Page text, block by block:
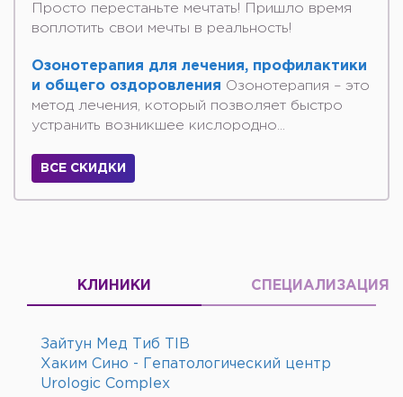
Просто перестаньте мечтать! Пришло время
воплотить свои мечты в реальность!
Озонотерапия для лечения, профилактики
и общего оздоровления Озонотерапия – это
метод лечения, который позволяет быстро
устранить возникшее кислородно...
ВСЕ СКИДКИ
КЛИНИКИ СПЕЦИАЛИЗАЦИЯ
Зайтун Мед Тиб TIB
Хаким Сино - Гепатологический центр
Urologic Complex